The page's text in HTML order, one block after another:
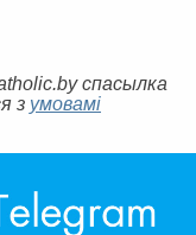
спасылка
з умовамі